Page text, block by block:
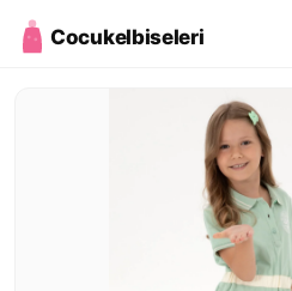
Cocukelbiseleri